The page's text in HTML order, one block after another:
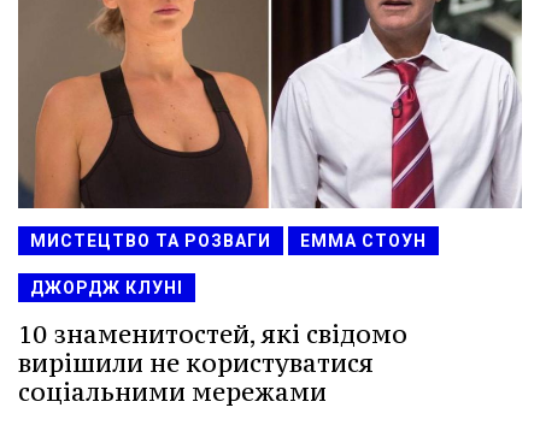
МИСТЕЦТВО ТА РОЗВАГИ ЕММА СТОУН
ДЖОРДЖ КЛУНІ
10 знаменитостей, які свідомо
вирішили не користуватися
соціальними мережами